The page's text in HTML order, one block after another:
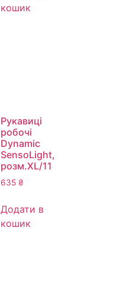
кошик
Рукавиці
робочі
Dynamic
SensoLight,
розм.XL/11
635 ₴
Додати в
кошик